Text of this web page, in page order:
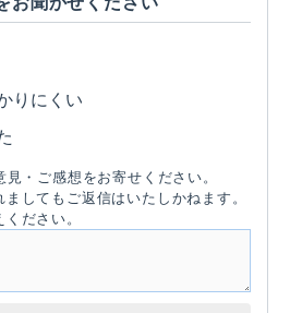
りにくい
・ご感想をお寄せください。
してもご返信はいたしかねます。
ださい。